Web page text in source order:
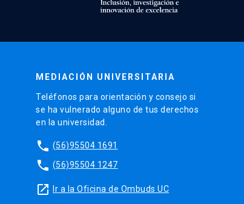
MEDIACIÓN UNIVERSITARIA
Teléfonos para orientación y consejo si
se ha vulnerado alguno de tus derechos
en la universidad.
phone (56)95504 1691
phone (56)95504 1247
launch Ir a la Oficina de Ombuds UC